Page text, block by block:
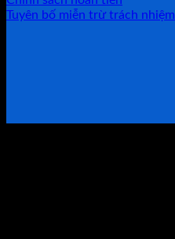
Tuyên bố miễn trừ trách nhiệm